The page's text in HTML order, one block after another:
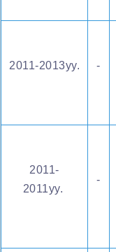
2011-2013yy. -
2011-
2011yy.
-